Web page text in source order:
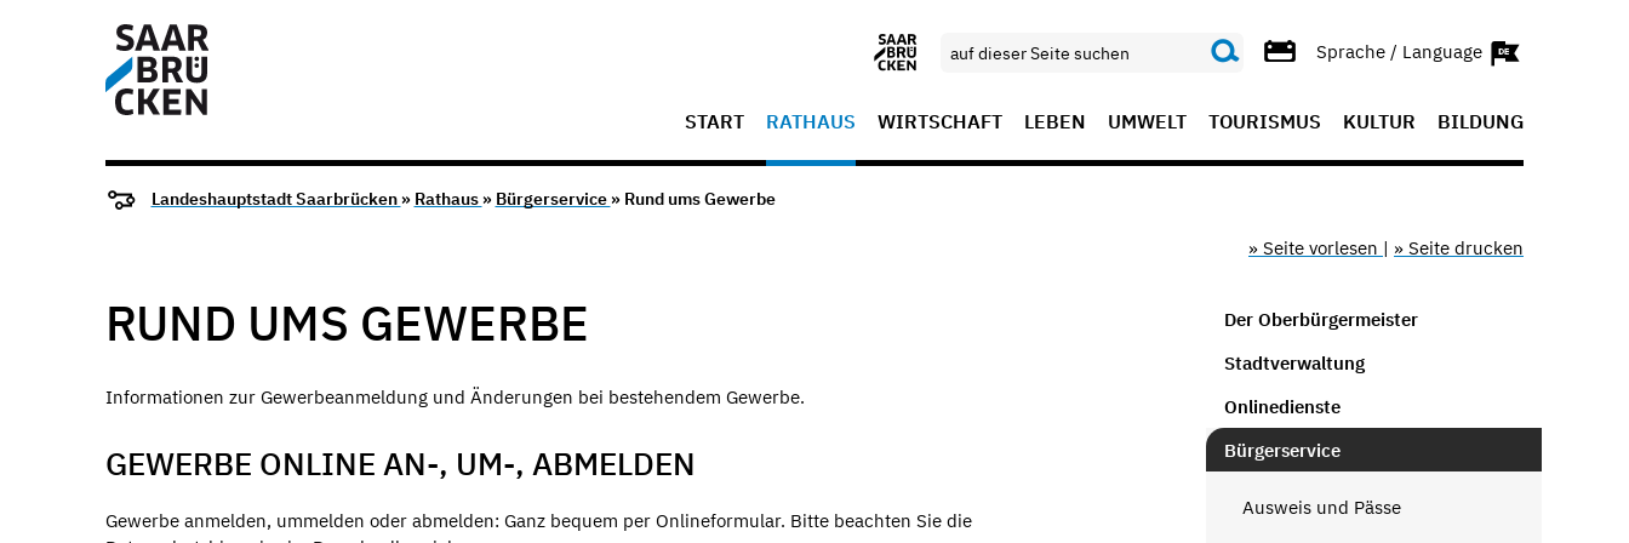
Sprache / Language
START RATHAUS WIRTSCHAFT LEBEN UMWELT TOURISMUS KULTUR BILDUNG
Landeshauptstadt Saarbrücken » Rathaus » Bürgerservice » Rund ums Gewerbe
» Seite vorlesen | » Seite drucken
RUND UMS GEWERBE
Informationen zur Gewerbeanmeldung und Änderungen bei bestehendem Gewerbe.
GEWERBE ONLINE AN-, UM-, ABMELDEN
Gewerbe anmelden, ummelden oder abmelden: Ganz bequem per Onlineformular. Bitte beachten Sie die
Der Oberbürgermeister
Stadtverwaltung
Onlinedienste
Bürgerservice
Ausweis und Pässe